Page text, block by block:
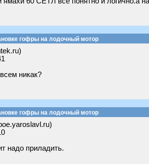
гофры на лодочный мотор
никак?
гофры на лодочный мотор
надо приладить.